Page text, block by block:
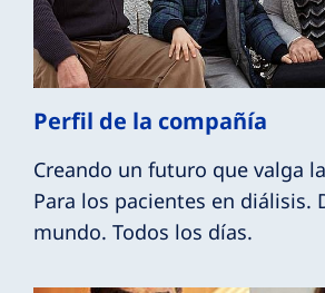
Perfil de la compañía
Creando un futuro que valga
Para los pacientes en diálisis.
mundo. Todos los días.